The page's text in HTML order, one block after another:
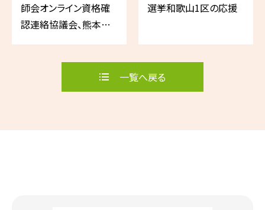
師会オンライン資格確
認連絡協議会、熊本県
観光・物産PR、熊本県連
選挙和歌山1区の応援
一覧へ戻る